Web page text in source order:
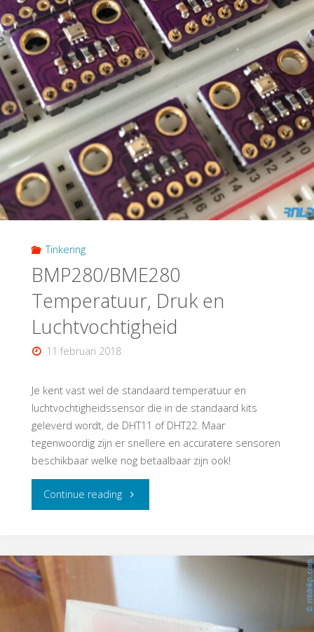
Tinkering
BMP280/BME280
Temperatuur, Druk en
Luchtvochtigheid
11 februari 2018
Je kent vast wel de standaard temperatuur en
luchtvochtigheidssensor die in de standaard kits
geleverd wordt, de DHT11 of DHT22. Maar
tegenwoordig zijn er snellere en accuratere sensoren
beschikbaar welke nog betaalbaar zijn ook!
Continue reading"BMP280/BME280
Druk
Luchtvochtigheid"